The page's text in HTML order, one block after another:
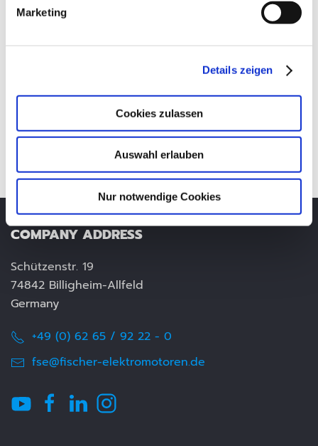
Marketing
Details zeigen
Cookies zulassen
Auswahl erlauben
Nur notwendige Cookies
COMPANY ADDRESS
Schützenstr. 19
74842 Billigheim-Allfeld
Germany
+49 (0) 62 65 / 92 22 - 0
fse@fischer-elektromotoren.de